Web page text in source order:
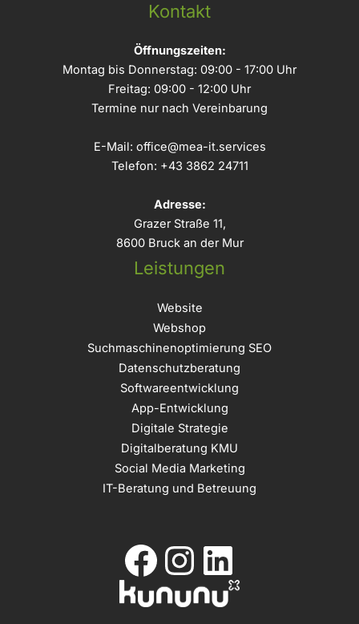
Kontakt
Öffnungszeiten:
Montag bis Donnerstag: 09:00 - 17:00 Uhr
Freitag: 09:00 - 12:00 Uhr
Termine nur nach Vereinbarung
E-Mail: office@mea-it.services
Telefon: +43 3862 24711
Adresse:
Grazer Straße 11,
8600 Bruck an der Mur
Leistungen
Website
Webshop
Suchmaschinenoptimierung SEO
Datenschutzberatung
Softwareentwicklung
App-Entwicklung
Digitale Strategie
Digitalberatung KMU
Social Media Marketing
IT-Beratung und Betreuung
Facebook
Instagram
LinkedIn